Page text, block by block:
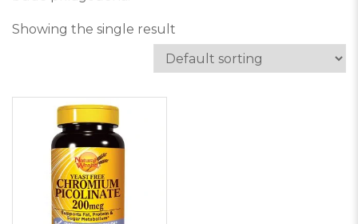
Showing the single result